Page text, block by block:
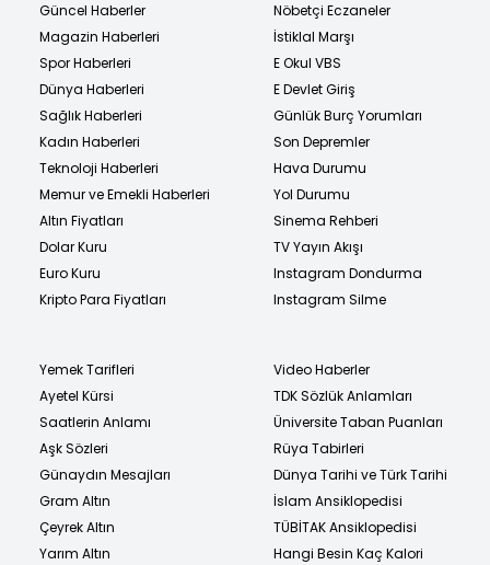
Güncel Haberler
Magazin Haberleri
Spor Haberleri
Dünya Haberleri
Sağlık Haberleri
Kadın Haberleri
Teknoloji Haberleri
Memur ve Emekli Haberleri
Altın Fiyatları
Dolar Kuru
Euro Kuru
Kripto Para Fiyatları
Nöbetçi Eczaneler
İstiklal Marşı
E Okul VBS
E Devlet Giriş
Günlük Burç Yorumları
Son Depremler
Hava Durumu
Yol Durumu
Sinema Rehberi
TV Yayın Akışı
Instagram Dondurma
Instagram Silme
Yemek Tarifleri
Ayetel Kürsi
Saatlerin Anlamı
Aşk Sözleri
Günaydın Mesajları
Gram Altın
Çeyrek Altın
Yarım Altın
Video Haberler
TDK Sözlük Anlamları
Üniversite Taban Puanları
Rüya Tabirleri
Dünya Tarihi ve Türk Tarihi
İslam Ansiklopedisi
TÜBİTAK Ansiklopedisi
Hangi Besin Kaç Kalori